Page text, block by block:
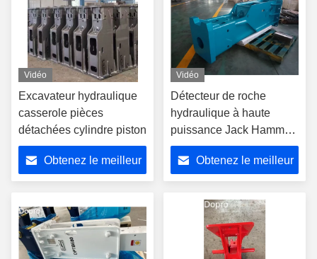
Vidéo
Excavateur hydraulique
casserole pièces
détachées cylindre piston
Obtenez le meilleur
Vidéo
Détecteur de roche
hydraulique à haute
puissance Jack Hammer
pour excavateur Hitachi
EX550 ZX600
Obtenez le meilleur